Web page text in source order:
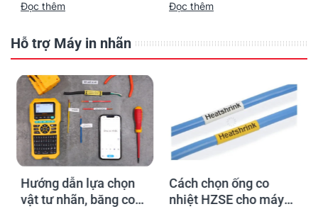
Đọc thêm
trọn đời công trình
Đọc thêm
Hỗ trợ Máy in nhãn
Hướng dẫn lựa chọn
vật tư nhãn, băng co
Cách chọn ống co
nhiệt HZSE cho máy in